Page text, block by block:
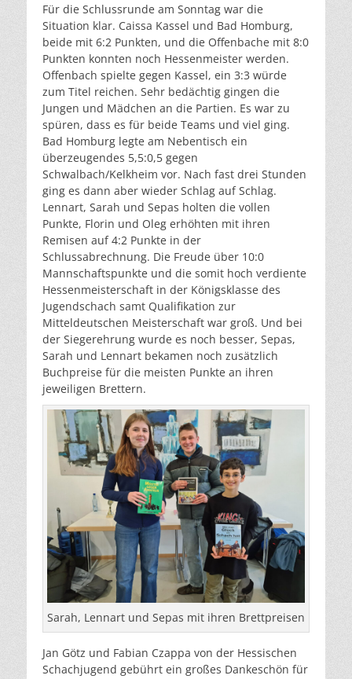
Für die Schlussrunde am Sonntag war die
Situation klar. Caissa Kassel und Bad Homburg,
beide mit 6:2 Punkten, und die Offenbache mit 8:0
Punkten konnten noch Hessenmeister werden.
Offenbach spielte gegen Kassel, ein 3:3 würde
zum Titel reichen. Sehr bedächtig gingen die
Jungen und Mädchen an die Partien. Es war zu
spüren, dass es für beide Teams und viel ging.
Bad Homburg legte am Nebentisch ein
überzeugendes 5,5:0,5 gegen
Schwalbach/Kelkheim vor. Nach fast drei Stunden
ging es dann aber wieder Schlag auf Schlag.
Lennart, Sarah und Sepas holten die vollen
Punkte, Florin und Oleg erhöhten mit ihren
Remisen auf 4:2 Punkte in der
Schlussabrechnung. Die Freude über 10:0
Mannschaftspunkte und die somit hoch verdiente
Hessenmeisterschaft in der Königsklasse des
Jugendschach samt Qualifikation zur
Mitteldeutschen Meisterschaft war groß. Und bei
der Siegerehrung wurde es noch besser, Sepas,
Sarah und Lennart bekamen noch zusätzlich
Buchpreise für die meisten Punkte an ihren
jeweiligen Brettern.
Sarah, Lennart und Sepas mit ihren Brettpreisen
Jan Götz und Fabian Czappa von der Hessischen
Schachjugend gebührt ein großes Dankeschön für